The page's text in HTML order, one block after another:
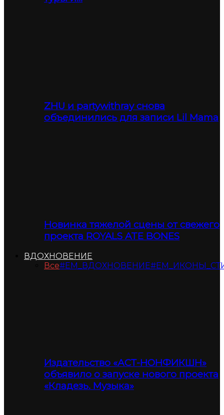
ZHU и partywithray снова
объединились для записи Lil Mama
Новинка тяжелой сцены от свежего
проекта ROYALS ATE BONES
ВДОХНОВЕНИЕ
Все#ЕМ_ВДОХНОВЕНИЕ
Издательство «АСТ-НОНФИКШН»
объявило о запуске нового проекта
«Кладезь. Музыка»